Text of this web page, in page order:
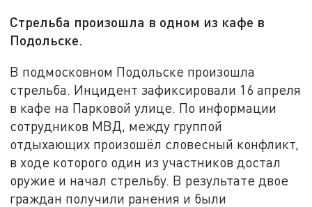
Стрельба произошла в одном из кафе в
Подольске.
В подмосковном Подольске произошла
стрельба. Инцидент зафиксировали 16 апреля
в кафе на Парковой улице. По информации
сотрудников МВД, между группой
отдыхающих произошёл словесный конфликт,
в ходе которого один из участников достал
оружие и начал стрельбу. В результате двое
граждан получили ранения и были